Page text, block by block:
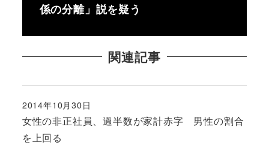
係の分離」説を疑う
関連記事
女性の非正社員、過半数が家計赤字 男性の割合
を上回る
投稿日
2014年10月30日